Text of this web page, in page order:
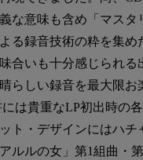
な意味も含め「マス
る録音技術の粋を集
合いも十分感じられ
らしい録音を最大限お
は貴重なLP初出時の
ト・デザインにはハ
ルルの女」第1組曲・